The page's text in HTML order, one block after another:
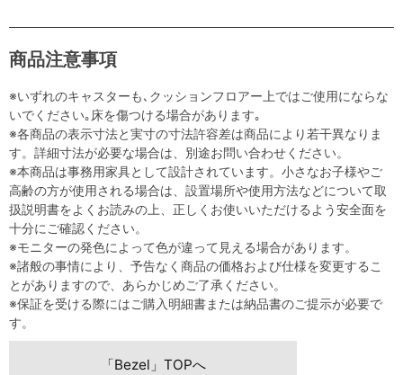
商品注意事項
※いずれのキャスターも､クッションフロアー上ではご使用にならな
いでください｡床を傷つける場合があります｡
※各商品の表示寸法と実寸の寸法許容差は商品により若干異なりま
す。詳細寸法が必要な場合は、別途お問い合わせください。
※本商品は事務用家具として設計されています。小さなお子様やご
高齢の方が使用される場合は、設置場所や使用方法などについて取
扱説明書をよくお読みの上、正しくお使いいただけるよう安全面を
十分にご確認ください。
※モニターの発色によって色が違って見える場合があります。
※諸般の事情により、予告なく商品の価格および仕様を変更するこ
とがありますので、あらかじめご了承ください。
※保証を受ける際にはご購入明細書または納品書のご提示が必要で
す。
「Bezel」TOPへ